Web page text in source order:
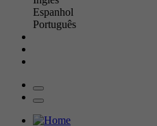
Espanhol
Português